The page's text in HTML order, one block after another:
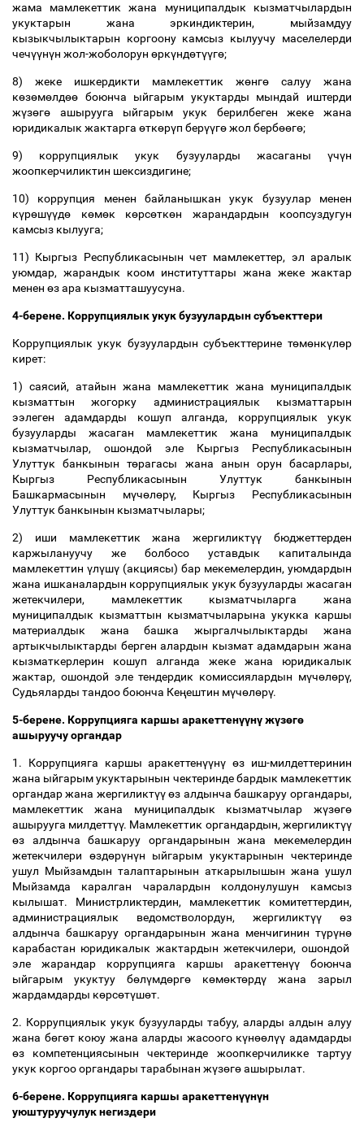
жама мамлекеттик жана муниципалдык кызматчылардын
укуктарын жана эркиндиктерин, мыйзамдуу
кызыкчылыктарын коргоону камсыз кылуучу маселелерди
чечүүнүн жол-жоболорун өркүндөтүүгө;
8) жеке ишкердикти мамлекеттик жөнгө салуу жана
көзөмөлдөө боюнча ыйгарым укуктарды мындай иштерди
жүзөгө ашырууга ыйгарым укук берилбеген жеке жана
юридикалык жактарга өткөрүп берүүгөжол бербөөгө;
9) коррупциялык укук бузууларды жасаганы үчүн
жоопкерчиликтин шексиздигине;
10) коррупция менен байланышкан укук бузуулар менен
күрөшүүдө көмөк көрсөткөн жарандардын коопсуздугун
камсыз кылууга;
11) Кыргыз Республикасынын чет мамлекеттер, эл аралык
уюмдар, жарандык коом институттары жана жеке жактар
менен өз ара кызматташуусуна.
4-берене. Коррупциялык укук бузуулардын субъекттери
Коррупциялык укук бузуулардын субъекттерине төмөнкүлөр
кирет:
1) саясий, атайын жана мамлекеттик жана муниципалдык
кызматтын жогорку администрациялык кызматтарын
ээлеген адамдарды кошуп алганда, коррупциялык укук
бузууларды жасаган мамлекеттик жана муниципалдык
кызматчылар, ошондой эле Кыргыз Республикасынын
Улуттук банкынын төрагасы жана анын орун басарлары,
Кыргыз Республикасынын Улуттук банкынын
Башкармасынын мүчөлөрү, Кыргыз Республикасынын
Улуттук банкынын кызматчылары;
2) иши мамлекеттик жана жергиликтүү бюджеттерден
каржылануучу же болбосо уставдык капиталында
мамлекеттин үлүшү (акциясы) бар мекемелердин, уюмдардын
жана ишканалардын коррупциялык укук бузууларды жасаган
жетекчилери, мамлекеттик кызматчыларга жана
муниципалдык кызматтын кызматчыларына укукка каршы
материалдык жана башка жыргалчылыктарды жана
артыкчылыктарды берген алардын кызмат адамдарын жана
кызматкерлерин кошуп алганда жеке жана юридикалык
жактар, ошондой эле тендердик комиссиялардын мүчөлөрү,
Судьяларды тандоо боюнча Кеңештин мүчөлөрү.
5-берене. Коррупцияга каршы аракеттенүүнүжүзөгө
ашыруучу органдар
1. Коррупцияга каршы аракеттенүүнү өз иш-милдеттеринин
жана ыйгарым укуктарынын чектеринде бардык мамлекеттик
органдар жана жергиликтүү өз алдынча башкаруу органдары,
мамлекеттик жана муниципалдык кызматчылар жүзөгө
ашырууга милдеттүү. Мамлекеттик органдардын, жергиликтүү
өз алдынча башкаруу органдарынын жана мекемелердин
жетекчилери өздөрүнүн ыйгарым укуктарынын чектеринде
ушул Мыйзамдын талаптарынын аткарылышын жана ушул
Мыйзамда каралган чаралардын колдонулушун камсыз
кылышат. Министрликтердин, мамлекеттик комитеттердин,
администрациялык ведомстволордун, жергиликтүү өз
алдынча башкаруу органдарынын жана менчигинин түрүнө
карабастан юридикалык жактардын жетекчилери, ошондой
эле жарандар коррупцияга каршы аракеттенүү боюнча
ыйгарым укуктуу бөлүмдөргө көмөктөрдү жана зарыл
жардамдарды көрсөтүшөт.
2. Коррупциялык укук бузууларды табуу, аларды алдын алуу
жана бөгөт коюу жана аларды жасоого күнөөлүү адамдарды
өз компетенциясынын чектеринде жоопкерчиликке тартуу
укук коргоо органдары тарабынан жүзөгөашырылат.
6-берене. Коррупцияга каршы аракеттенүүнүн
уюштуруучулук негиздери